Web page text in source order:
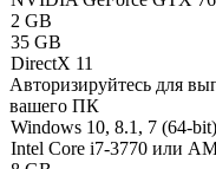
2 GB
35 GB
DirectX 11
Авторизируйтесь для
вашего ПК
Windows 10, 8.1, 7 (64-bit)
Intel Core i7-3770 или